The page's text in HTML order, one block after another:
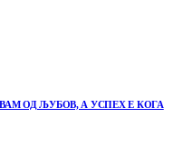
ОД ЉУБОВ, А УСПЕХ Е КОГА